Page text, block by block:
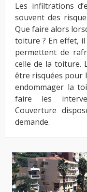
Les infiltrations
souvent des
Que faire alors
toiture ? En effet,
permettent de
celle de la toiture.
être risquées pour
endommager la
faire les
Couverture
demande.